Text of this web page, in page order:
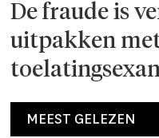
De fraude is
uitpakken
MEEST GELEZEN